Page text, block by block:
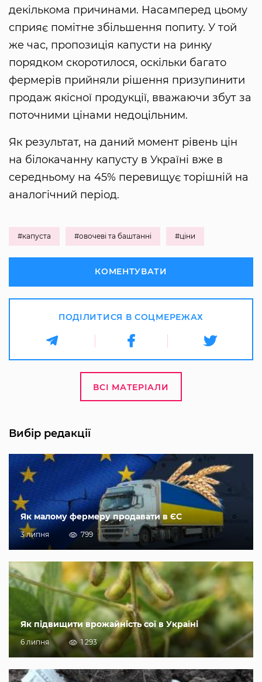
декількома причинами. Насамперед цьому
сприяє помітне збільшення попиту. У той
же час, пропозиція капусти на ринку
порядком скоротилося, оскільки багато
фермерів прийняли рішення призупинити
продаж якісної продукції, вважаючи збут за
поточними цінами недоцільним.
Як результат, на даний момент рівень цін
на білокачанну капусту в Україні вже в
середньому на 45% перевищує торішній на
аналогічний період.
#капуста #овочеві та баштанні #ціни
КОМЕНТУВАТИ
ПОДІЛИТИСЯ В СОЦМЕРЕЖАХ
ВСІ МАТЕРІАЛИ
Вибір редакції
Як малому фермеру продавати в ЄС
3 липня 799
Як підвищити врожайність сої в Україні
6 липня 1 293